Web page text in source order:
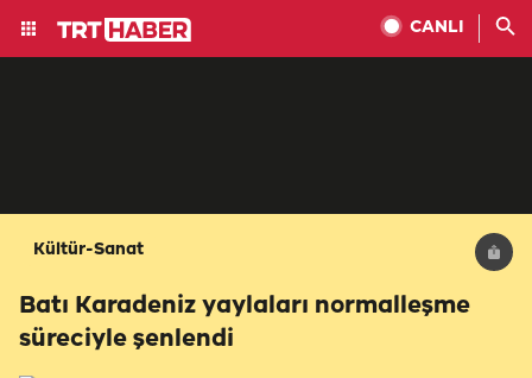
CANLI
Kültür-Sanat
Batı Karadeniz yaylaları normalleşme
süreciyle şenlendi